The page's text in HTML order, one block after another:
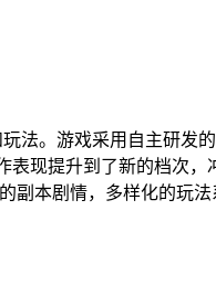
法。游戏采用自主研发
表现提升到了新的档次
本剧情，多样化的玩法